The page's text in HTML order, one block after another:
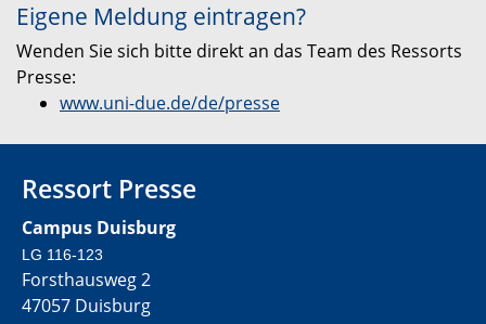
Eigene Meldung eintragen?
Wenden Sie sich bitte direkt an das Team des Ressorts
Presse:
www.uni-due.de/de/presse
Ressort Presse
Campus Duisburg
LG 116-123
Forsthausweg 2
47057 Duisburg